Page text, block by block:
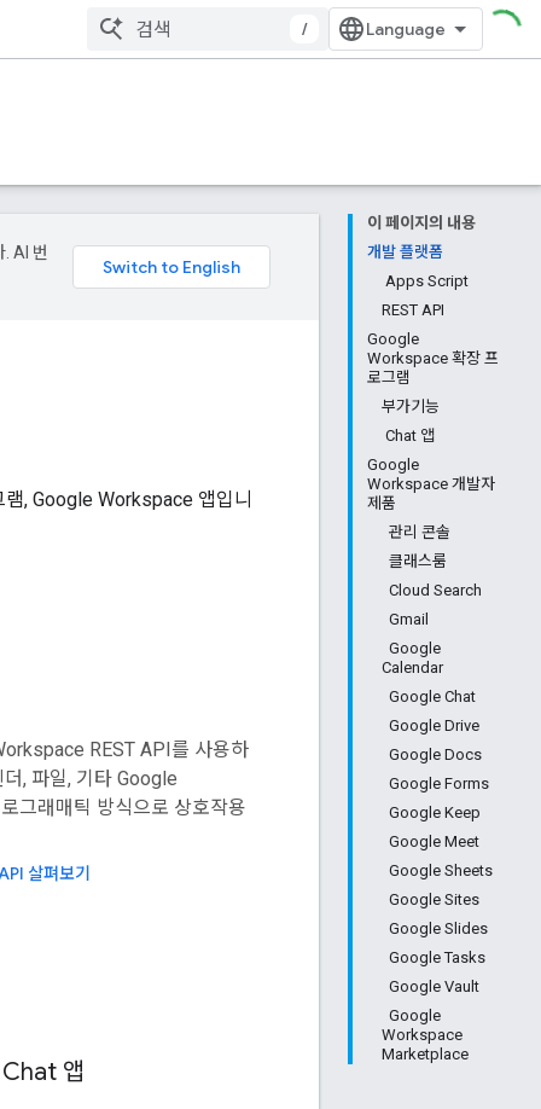
/
이 페이지의 내용
개발 플랫폼
Apps Script
REST API
Google
Workspace 확장 프
로그램
부가기능
Chat 앱
Google
Workspace 개발자
제품
관리 콘솔
클래스룸
Cloud Search
Gmail
Google
Calendar
Google Chat
Google Drive
Google Docs
Google Forms
Google Keep
Google Meet
Google Sheets
Google Sites
Google Slides
Google Tasks
Google Vault
Google
Workspace
Marketplace
AI 번
, Google Workspace 앱입니
REST API를 사용하
, 파일, 기타 Google
그래매틱 방식으로 상호작용
살펴보기
앱